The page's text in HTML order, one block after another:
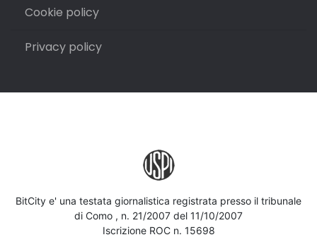
Cookie policy
Privacy policy
BitCity e' una testata giornalistica registrata presso il tribunale
di Como , n. 21/2007 del 11/10/2007
Iscrizione ROC n. 15698